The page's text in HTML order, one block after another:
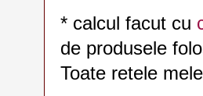
* calcul facut cu
de produsele
Toate retele